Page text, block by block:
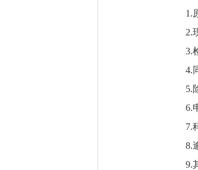
1.原
2.现
3.检
4.同
5.除
6.申
7.科
8.逾
9.其